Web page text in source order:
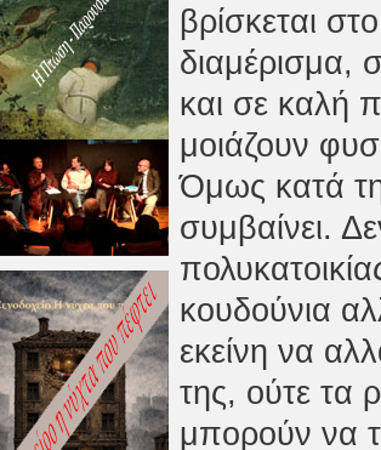
βρίσκεται
διαμέρισμα,
και σε καλή
μοιάζουν
Όμως κατά
συμβαίνει.
κουδούνια
εκείνη να
της, ούτε τα
μπορούν να